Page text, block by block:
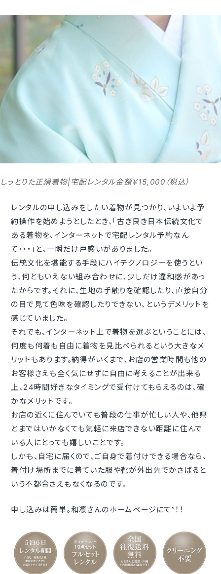
しっとりた正絹着物|宅配レンタル金額￥15,000（税込）
レンタルの申し込みをしたい着物が見つかり、いよいよ予
約操作を始めようとしたとき、｢古き良き日本伝統文化で
ある着物を、インターネットで宅配レンタル予約なん
て・・・｣と、一瞬だけ戸惑いがありました。
伝統文化を堪能する手段にハイテクノロジーを使うとい
う、何ともいえない組み合わせに、少しだけ違和感があっ
たからです。それに、生地の手触りを確認したり、直接自分
の目で見て色味を確認したりできない、というデメリットを
感じていました。
それでも、インターネット上で着物を選ぶということには、
何度も何着も自由に着物を見比べられるという大きなメ
リットもあります。納得がいくまで、お店の営業時間も他の
お客様さえも全く気にせずに自由に考えることが出来る
上、24時間好きなタイミングで受付けてもらえるのは、確
かなメリットです。
お店の近くに住んでいても普段の仕事が忙しい人や、他県
とまではいかなくても気軽に来店できない距離に住んで
いる人にとっても嬉しいことです。
しかも、自宅に届くので、ご自身で着付けできる場合なら、
着付け場所までに着ていた服や靴が外出先でかさばると
いう不都合さえもなくなるのです。
申し込みは簡単。和凛さんのホームページにて”！！